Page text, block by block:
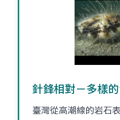
針鋒相對－多樣
臺灣從高潮線的岩石